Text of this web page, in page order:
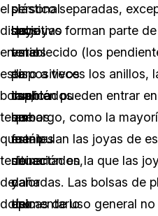
el
dispositivo
en
esta
bolsa,
tenemos
que
terminar
de
documentarlo
si
hay
varios
dispositivos
implicados
que
están
conectados,
y
eso
personal
debe
tener
en
cuenta
las
fuentes
de
calor
del
plástico separadas,
las joyas forman parte
establecido (los
pero a veces los anillos,
también pueden entrar
embargo, como la
manipulan las joyas de
situación en la que las
dañadas. Las bolsas de
típicas de uso general no